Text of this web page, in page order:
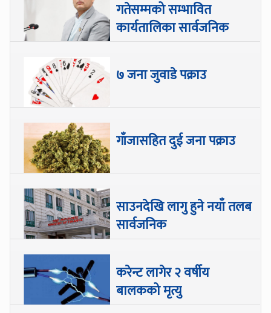
गतेसम्मको सम्भावित
कार्यतालिका सार्वजनिक
७ जना जुवाडे पक्राउ
गाँजासहित दुई जना पक्राउ
साउनदेखि लागु हुने नयाँ तलब
सार्वजनिक
करेन्ट लागेर २ वर्षीय
बालकको मृत्यु